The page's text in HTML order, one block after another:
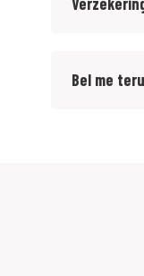
Bel me